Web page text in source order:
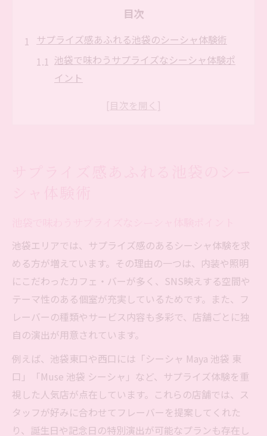
目次
サプライズ感あふれる池袋のシーシャ体験術
池袋で味わうサプライズなシーシャ体験ポ
イント
シーシャ初心者でも驚ける池袋の楽しみ方
個室やソファ席で叶う池袋シーシャの寛ぎ方
池袋シーシャで個室やソファ席を満喫する
秘訣
個室のある池袋シーシャでゆったり過ごす
を
池袋でシーシャと快適空間の両立を叶える
方法
池袋シーシャで個室利用時のおすすめポイ
池袋エリアでは、サプライズ感のあるシーシャ体験を求
める方が増えています。その理由の一つは、内装や照明
にこだわったカフェ・バーが多く、SNS映えする空間や
テーマ性のある個室が充実しているためです。また、フ
レーバーの種類やサービス内容も多彩で、店舗ごとに独
自の演出が用意されています。
例えば、池袋東口や西口には「シーシャ Maya 池袋 東
口」「Muse 池袋 シーシャ」など、サプライズ体験を重
視した人気店が点在しています。これらの店舗では、ス
タッフが好みに合わせてフレーバーを提案してくれた
り、誕生日や記念日の特別演出が可能なプランも存在し